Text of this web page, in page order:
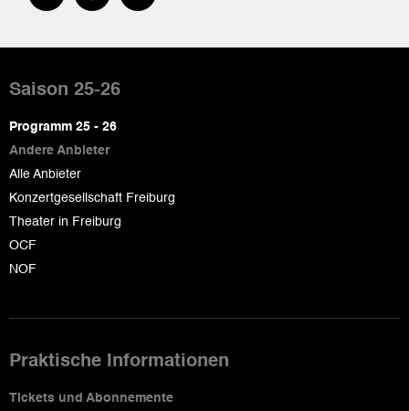
de
page
Saison 25-26
Programm 25 - 26
Andere Anbieter
Alle Anbieter
Konzertgesellschaft Freiburg
Theater in Freiburg
OCF
NOF
Praktische Informationen
Tickets und Abonnemente